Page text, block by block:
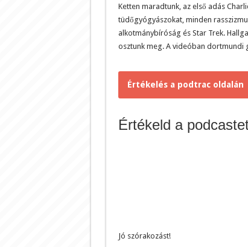
Ketten maradtunk, az első adás
tüdőgyógyászokat, minden
alkotmánybíróság és Star Trek.
osztunk meg. A videóban dortmundi
Értékelés a podtrac oldalán
Értékeld a
Jó szórakozást!